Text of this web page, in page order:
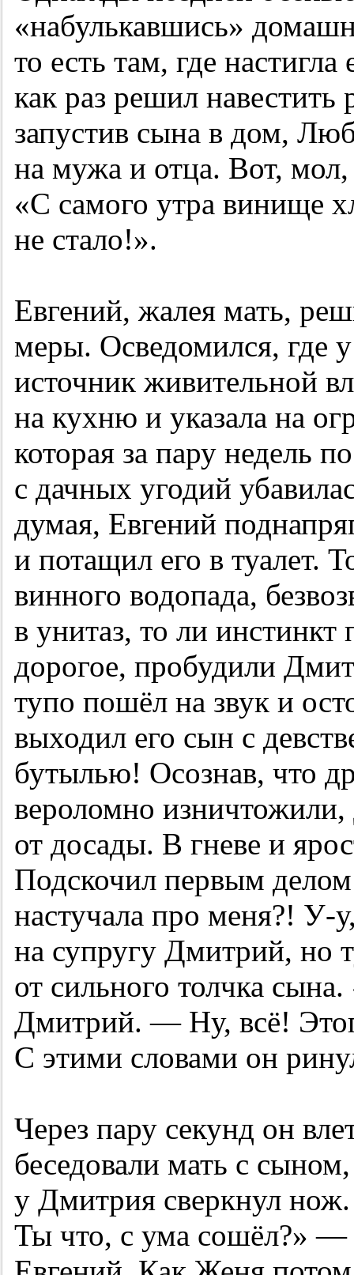
«набулькавшись»
то есть там, где
как раз решил навестить
запустив сына в дом,
на мужа и отца. Вот,
«С самого утра винище
не стало!».
Евгений, жалея мать,
меры. Осведомился, где
источник живительной
на кухню и указала на
которая за пару недель
с дачных угодий
думая, Евгений
и потащил его в туалет.
винного водопада,
в унитаз, то ли
дорогое, пробудили
тупо пошёл на звук и
выходил его сын с
бутылью! Осознав, что
вероломно
от досады. В гневе и
Подскочил первым
настучала про меня?! У-у
на супругу Дмитрий, но
от сильного толчка
Дмитрий. — Ну, всё!
С этими словами он
Через пару секунд он
беседовали мать с
у Дмитрия сверкнул
Ты что, с ума сошёл?» —